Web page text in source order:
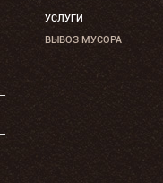
УСЛУГИ
ВЫВОЗ МУСОРА